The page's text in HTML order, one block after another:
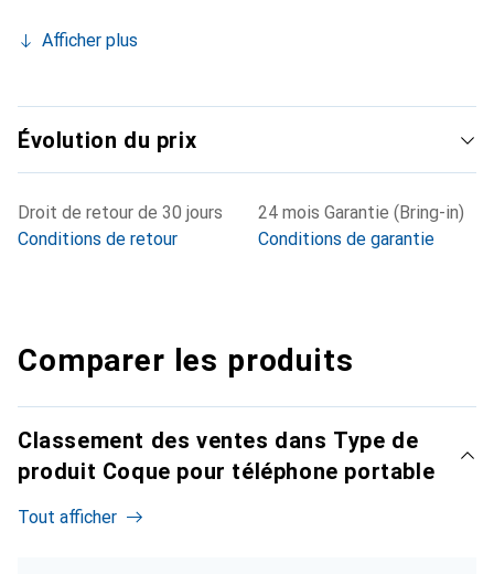
Afficher plus
Évolution du prix
Droit de retour de 30 jours
Conditions de retour
24 mois Garantie (Bring-in)
Conditions de garantie
Comparer les produits
Classement des ventes dans Type de
produit Coque pour téléphone portable
Tout afficher